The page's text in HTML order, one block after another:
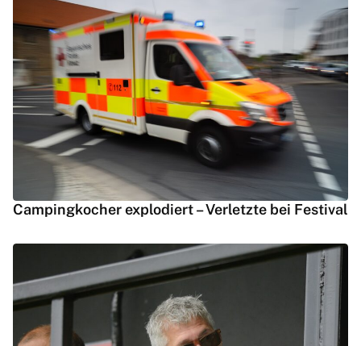
Campingkocher explodiert – Verletzte bei Festival